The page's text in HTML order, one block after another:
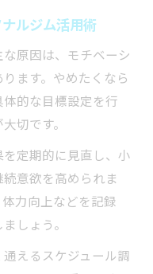
ルジム活用術
原因は、モチベーシ
ます。やめたくなら
的な目標設定を行
切です。
定期的に見直し、小
意欲を高められま
力向上などを記録
しょう。
えるスケジュール調